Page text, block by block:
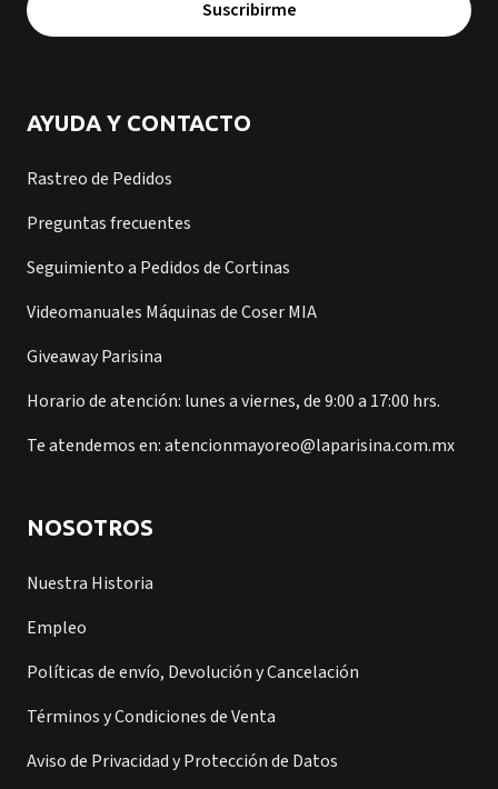
Suscribirme
AYUDA Y CONTACTO
Rastreo de Pedidos
Preguntas frecuentes
Seguimiento a Pedidos de Cortinas
Videomanuales Máquinas de Coser MIA
Giveaway Parisina
Horario de atención: lunes a viernes, de 9:00 a 17:00 hrs.
Te atendemos en: atencionmayoreo@laparisina.com.mx
NOSOTROS
Nuestra Historia
Empleo
Políticas de envío, Devolución y Cancelación
Términos y Condiciones de Venta
Aviso de Privacidad y Protección de Datos